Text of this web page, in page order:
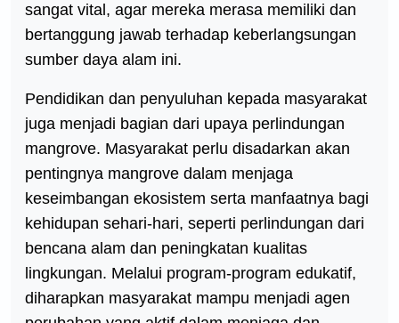
sangat vital, agar mereka merasa memiliki dan
bertanggung jawab terhadap keberlangsungan
sumber daya alam ini.
Pendidikan dan penyuluhan kepada masyarakat
juga menjadi bagian dari upaya perlindungan
mangrove. Masyarakat perlu disadarkan akan
pentingnya mangrove dalam menjaga
keseimbangan ekosistem serta manfaatnya bagi
kehidupan sehari-hari, seperti perlindungan dari
bencana alam dan peningkatan kualitas
lingkungan. Melalui program-program edukatif,
diharapkan masyarakat mampu menjadi agen